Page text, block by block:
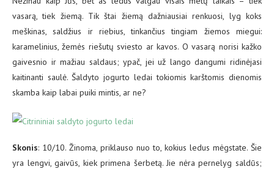
vasarą, tiek žiemą. Tik štai žiemą dažniausiai renkuosi, lyg koks
meškinas, saldžius ir riebius, tinkančius tingiam žiemos miegui:
karamelinius, žemės riešutų sviesto ar kavos. O vasarą norisi kažko
gaivesnio ir mažiau saldaus; ypač, jei už lango dangumi ridinėjasi
kaitinanti saulė. Šaldyto jogurto ledai tokiomis karštomis dienomis
skamba kaip labai puiki mintis, ar ne?
Skonis: 10/10. Žinoma, priklauso nuo to, kokius ledus mėgstate. Šie
yra lengvi, gaivūs, kiek primena šerbetą. Jie nėra pernelyg saldūs;